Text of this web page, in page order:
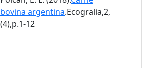
bovina argentina.Ecogralia,2,
(4),p.1-12